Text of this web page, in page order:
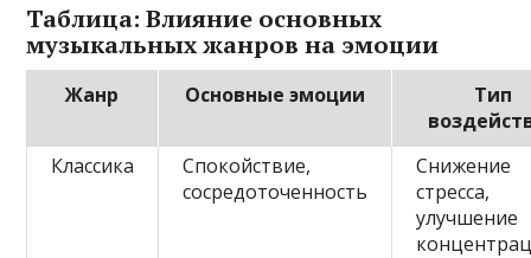
Таблица: Влияние основных
музыкальных жанров на эмоции
Жанр Основные эмоции
Тип
Классика
Спокойствие,
сосредоточенность
Снижение
стресса,
улучшение